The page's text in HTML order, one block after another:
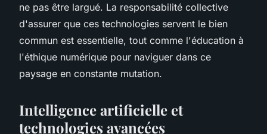
ne pas être largué. La responsabilité collective
d'assurer que ces technologies servent le bien
commun est essentielle, tout comme l'éducation à
l'éthique numérique pour naviguer dans ce
paysage en constante mutation.
Intelligence artificielle et
technologies avancées